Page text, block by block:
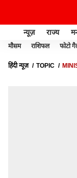
न्यूज़ राज्य
मौसम राशिफल फोटो
हिंदी न्यूज़ TOPIC